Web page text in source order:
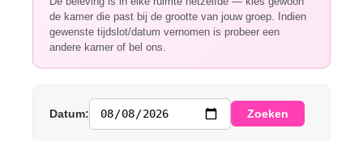
de kamer die past bij de grootte van jouw groep. Indien
gewenste tijdslot/datum vernomen is probeer een
andere kamer of bel ons.
Datum: Zoeken